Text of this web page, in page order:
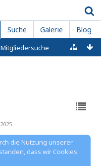
Suche Galerie Blog
Mitgliedersuche
die Nutzung unserer
dass wir Cookies